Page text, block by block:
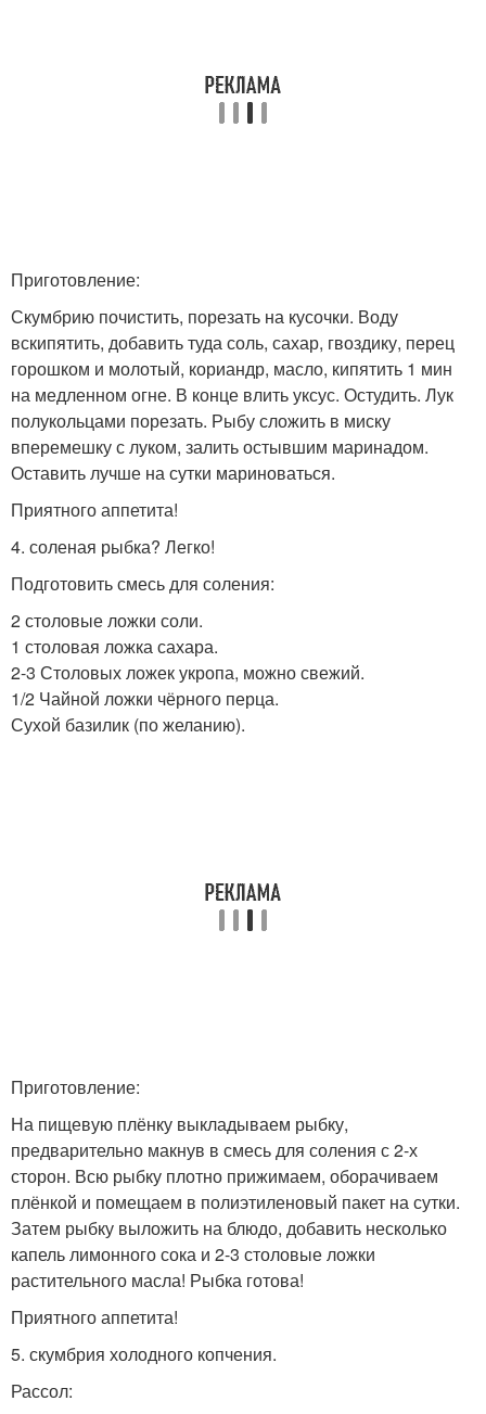
Приготовление:
Скумбрию почистить, порезать на кусочки. Воду
вскипятить, добавить туда соль, сахар, гвоздику, перец
горошком и молотый, кориандр, масло, кипятить 1 мин
на медленном огне. В конце влить уксус. Остудить. Лук
полукольцами порезать. Рыбу сложить в миску
вперемешку с луком, залить остывшим маринадом.
Оставить лучше на сутки мариноваться.
Приятного аппетита!
4. соленая рыбка? Легко!
Подготовить смесь для соления:
2 столовые ложки соли.
1 столовая ложка сахара.
2-3 Столовых ложек укропа, можно свежий.
1/2 Чайной ложки чёрного перца.
Сухой базилик (по желанию).
Приготовление:
На пищевую плёнку выкладываем рыбку,
предварительно макнув в смесь для соления с 2-х
сторон. Всю рыбку плотно прижимаем, оборачиваем
плёнкой и помещаем в полиэтиленовый пакет на сутки.
Затем рыбку выложить на блюдо, добавить несколько
капель лимонного сока и 2-3 столовые ложки
растительного масла! Рыбка готова!
Приятного аппетита!
5. скумбрия холодного копчения.
Рассол: